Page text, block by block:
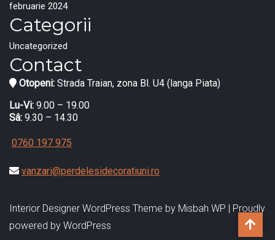
februarie 2024
Categorii
Uncategorized
Contact
Otopeni: Strada Traian, zona Bl. U4 (langa Piata)
Lu-Vi: 9.00 – 19.00
Sâ: 9.30 – 14.30
0760 197 975
vanzari@perdelesidecoratiuni.ro
Interior Designer WordPress Theme by Misbah WP | Proudly
powered by WordPress